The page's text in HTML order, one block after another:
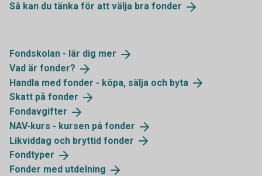
Så kan du tänka för att välja bra fonder
Fondskolan - lär dig mer
Vad är fonder?
Handla med fonder - köpa, sälja och byta
Skatt på fonder
Fondavgifter
NAV-kurs - kursen på fonder
Likviddag och bryttid fonder
Fondtyper
Fonder med utdelning